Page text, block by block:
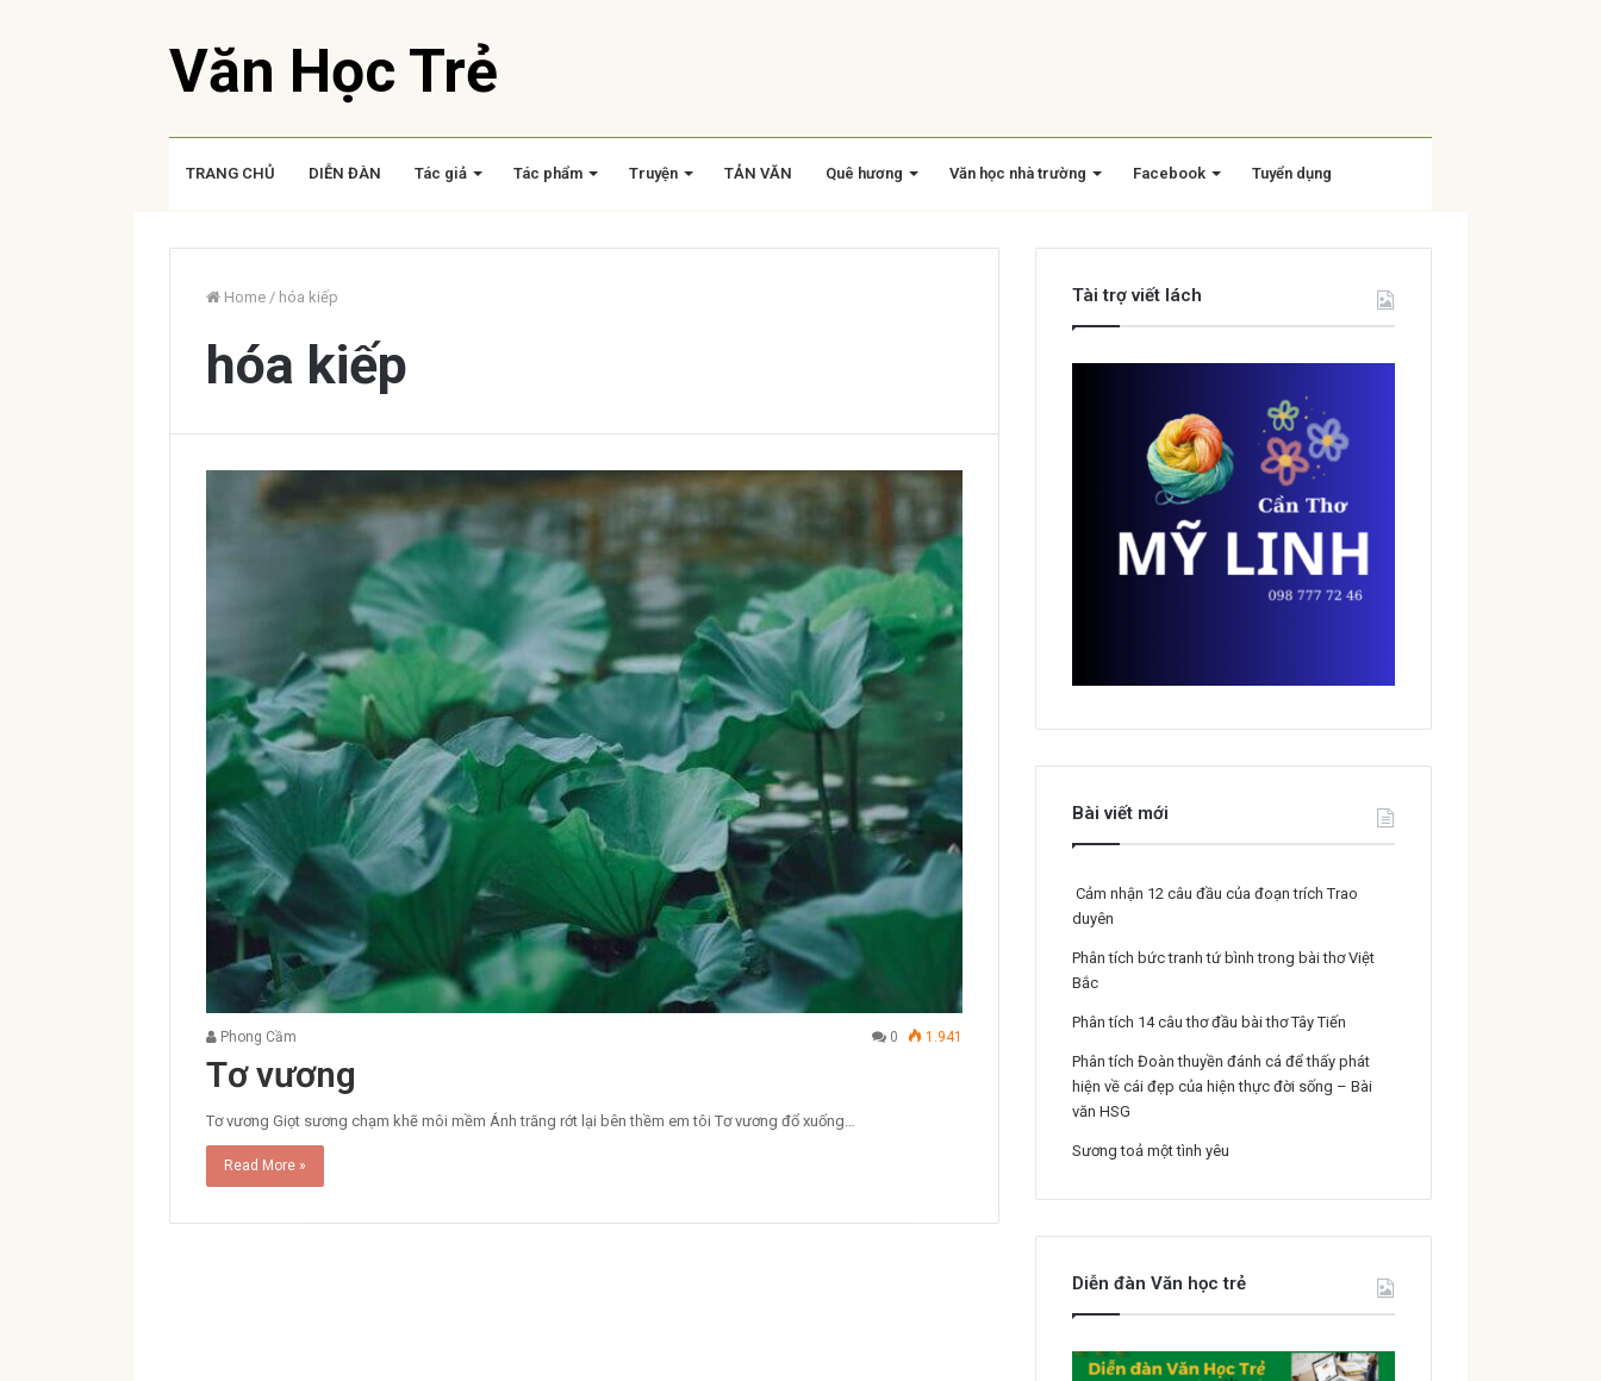
Văn Học Trẻ
TRANG CHỦ DIỄN ĐÀN Tác giả Tác phẩm Truyện TẢN VĂN Quê hương Văn học nhà trường Facebook Tuyển dụng
Home / hóa kiếp
hóa kiếp
Phong Cầm 0 1.941
Tơ vương
Tơ vương Giọt sương chạm khẽ môi mềm Ánh trăng rớt lại bên thềm em tôi Tơ vương đổ xuống…
Read More »
Tài trợ viết lách
Bài viết mới
Cảm nhận 12 câu đầu của đoạn trích Trao
duyên
Phân tích bức tranh tứ bình trong bài thơ Việt
Bắc
Phân tích 14 câu thơ đầu bài thơ Tây Tiến
Phân tích Đoàn thuyền đánh cá để thấy phát
hiện về cái đẹp của hiện thực đời sống – Bài
văn HSG
Sương toả một tình yêu
Diễn đàn Văn học trẻ